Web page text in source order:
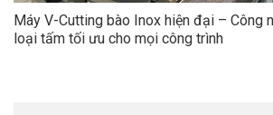
Máy V-Cutting bào Inox hiện đại – Công
loại tấm tối ưu cho mọi công trình